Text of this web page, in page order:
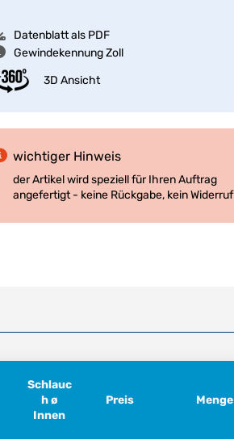
Datenblatt als PDF
Gewindekennung Zoll
3D Ansicht
wichtiger Hinweis
der Artikel wird speziell für Ihren Auftrag
angefertigt - keine Rückgabe, kein Widerruf
Schlauc
h ø
Innen
Preis Menge